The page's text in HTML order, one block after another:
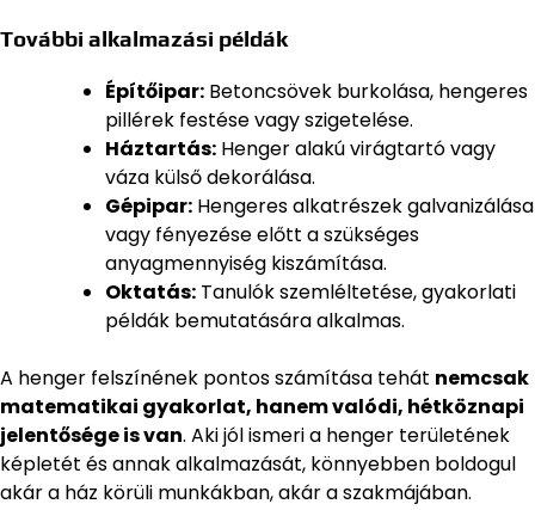
További alkalmazási példák
Építőipar: Betoncsövek burkolása, hengeres
pillérek festése vagy szigetelése.
Háztartás: Henger alakú virágtartó vagy
váza külső dekorálása.
Gépipar: Hengeres alkatrészek galvanizálása
vagy fényezése előtt a szükséges
anyagmennyiség kiszámítása.
Oktatás: Tanulók szemléltetése, gyakorlati
példák bemutatására alkalmas.
A henger felszínének pontos számítása tehát nemcsak
matematikai gyakorlat, hanem valódi, hétköznapi
jelentősége is van. Aki jól ismeri a henger területének
képletét és annak alkalmazását, könnyebben boldogul
akár a ház körüli munkákban, akár a szakmájában.